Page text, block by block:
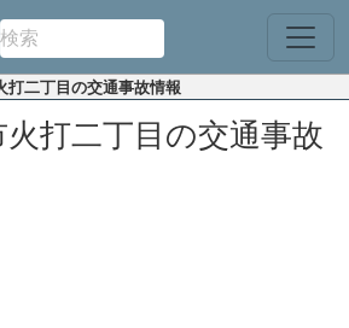
打二丁目の交通事故情報
打二丁目の交通事故